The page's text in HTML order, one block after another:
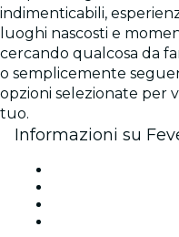
indimenticabili,
luoghi nascosti e
cercando qualcosa da
o semplicemente
opzioni selezionate per
tuo.
Informazioni su